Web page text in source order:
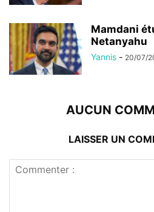
Mamdani
Netanyahu
Yannis - 20/07/
AUCUN
LAISSER UN